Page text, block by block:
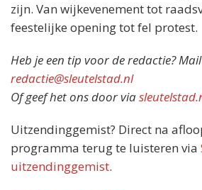
zijn. Van wijkevenement tot
feestelijke opening tot fel protest.
Heb je een tip voor de redactie?
redactie@sleutelstad.nl
Of geef het ons door via
Uitzendinggemist? Direct na
programma terug te luisteren via
uitzendinggemist.